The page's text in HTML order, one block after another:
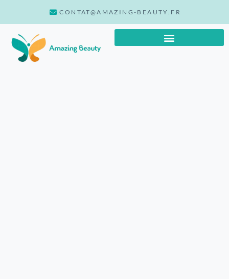
CONTAT@AMAZING-BEAUTY.FR